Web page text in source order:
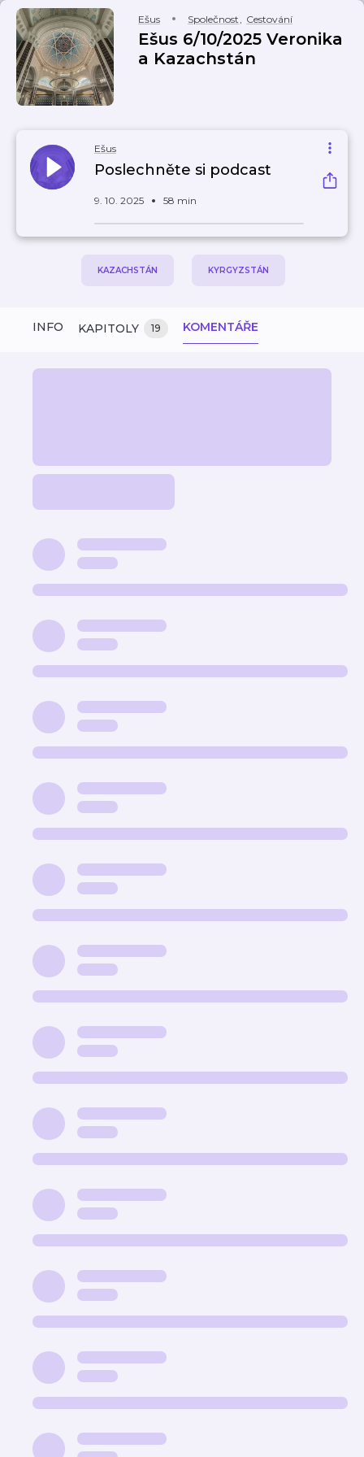
Ešus Společnost, Cestování
Ešus 6/10/2025 Veronika
a Kazachstán
Ešus
Poslechněte si podcast
9. 10. 2025 58 min
KAZACHSTÁN KYRGYZSTÁN
INFO KAPITOLY 19 KOMENTÁŘE